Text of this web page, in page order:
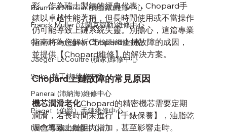
Baume & Mercier (寶曼錶)維修中心
Franck Muller (法蘭克穆勒)維修中心
Girard-Perregaux (芝柏錶)維修中心
Jaeger-LeCoultre (積家)維修中心
Seiko (精工錶)維修中心
Panerai (沛納海)維修中心
Piaget（伯爵）手錶維修中心
IWC (萬國錶)維修中心
彩。作為瑞士製錶的經典代表，Chopard手
錶以卓越性能著稱，但長時間使用或不當操作
仍可能導致上鏈系統失靈。別擔心，這篇專業
指南將為您解析Chopard上鏈故障的成因，
並提供【Chopard維修】的解決方案。
Chopard上鏈故障的常見原因
機芯潤滑老化Chopard的精密機芯需要定期
潤滑，若長時間未進行【手錶保養】，油脂乾
涸會導致上鏈阻力增加，甚至影響走時。